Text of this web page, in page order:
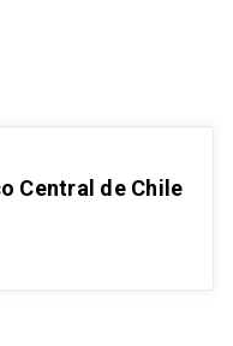
Central de Chile